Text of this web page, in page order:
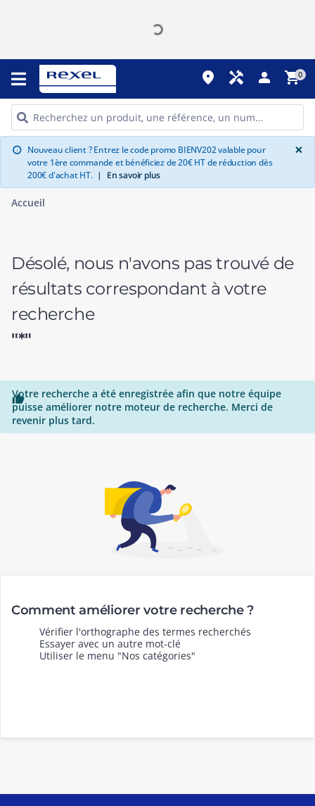
place handyman person shopping_cart0
info Nouveau client ? Entrez le code promo BIENV202 valable pour
votre 1ère commande et bénéficiez de 20€ HT de réduction dès
200€ d'achat HT. | En savoir plus
×
Accueil
Désolé, nous n'avons pas trouvé de
résultats correspondant à votre
recherche
"*"

Votre recherche a été enregistrée afin que notre équipe
puisse améliorer notre moteur de recherche. Merci de
revenir plus tard.
Comment améliorer votre recherche ?
Vérifier l'orthographe des termes recherchés
Essayer avec un autre mot-clé
Utiliser le menu "Nos catégories"